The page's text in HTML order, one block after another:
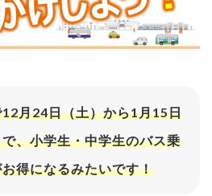
月24日（土）から1月15日
、小学生・中学生のバス乗
得になるみたいです！